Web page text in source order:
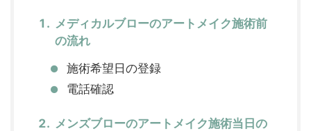
メディカルブローのアートメイク施術前
の流れ
施術希望日の登録
電話確認
メンズブローのアートメイク施術当日の